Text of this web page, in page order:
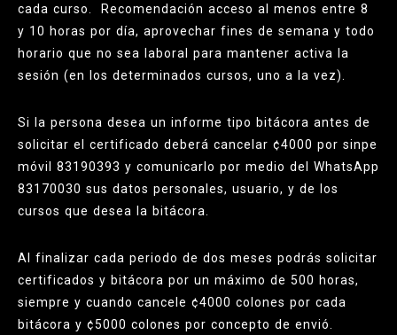
cada curso. Recomendación acceso al menos entre 8
y 10 horas por día, aprovechar fines de semana y todo
horario que no sea laboral para mantener activa la
sesión (en los determinados cursos, uno a la vez).
Si la persona desea un informe tipo bitácora antes de
solicitar el certificado deberá cancelar ¢4000 por sinpe
móvil 83190393 y comunicarlo por medio del WhatsApp
83170030 sus datos personales, usuario, y de los
cursos que desea la bitácora.
Al finalizar cada periodo de dos meses podrás solicitar
certificados y bitácora por un máximo de 500 horas,
siempre y cuando cancele ¢4000 colones por cada
bitácora y ¢5000 colones por concepto de envió.